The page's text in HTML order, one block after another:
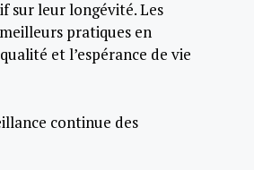
sur leur longévité. Les
pratiques en
et l’espérance de vie
continue des